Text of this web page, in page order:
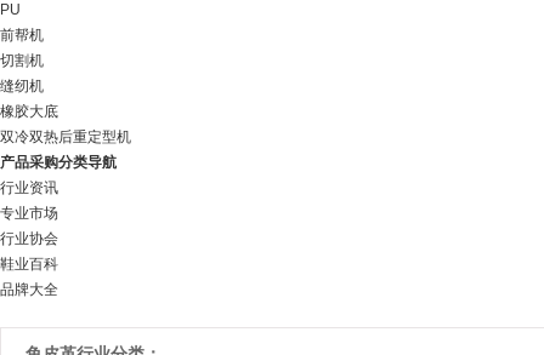
PU
前帮机
切割机
缝纫机
橡胶大底
双冷双热后重定型机
产品采购分类导航
行业资讯
专业市场
行业协会
鞋业百科
品牌大全